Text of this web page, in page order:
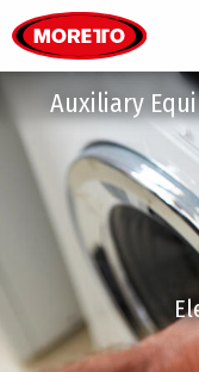
Auxiliary